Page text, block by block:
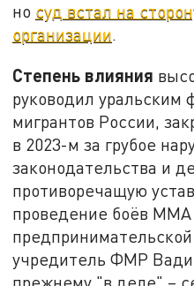
но суд встал на
организации.
Степень влияния
руководил
мигрантов России,
в 2023-м за грубое
законодательства и
противоречащую
проведение боёв
учредитель ФМР